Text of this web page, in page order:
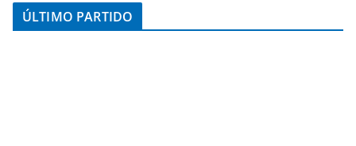
ÚLTIMO PARTIDO